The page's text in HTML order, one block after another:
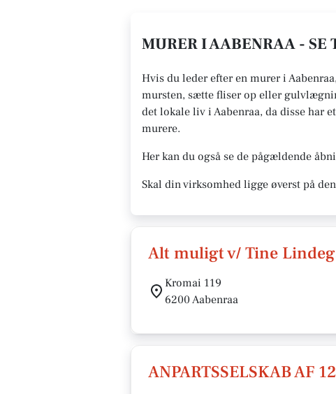
MURER I AABENRAA - SE
Hvis du leder efter en murer i
mursten, sætte fliser op eller
det lokale liv i Aabenraa, da disse har
murere.
Her kan du også se de pågældende
Skal din virksomhed ligge øverst på
Alt muligt v/ Tine
Kromai 119
6200 Aabenraa
ANPARTSSELSKAB AF